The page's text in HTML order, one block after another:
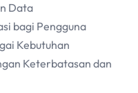
Data
bagi Pengguna
Kebutuhan
Keterbatasan dan